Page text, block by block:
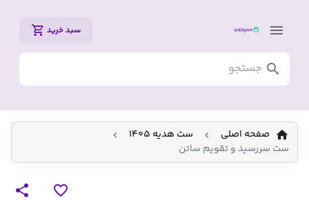
سبد خرید
صفحه اصلی
ست هدیه 1405
ست سررسید و تقویم ساتن